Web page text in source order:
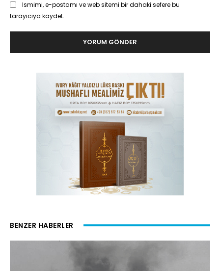
Ismimi, e-postamı ve web sitemi bir dahaki sefere bu
tarayıcıya kaydet.
BENZER HABERLER